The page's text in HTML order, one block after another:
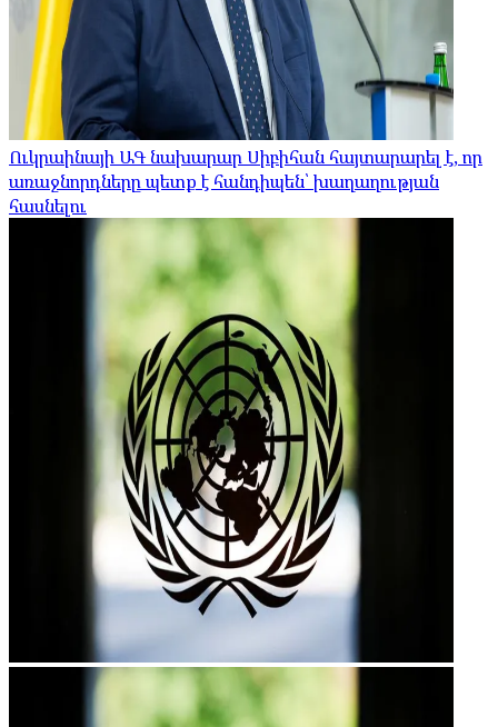
Ուկրաինայի ԱԳ նախարար Սիբիհան հայտարարել է, որ
առաջնորդները պետք է հանդիպեն՝ խաղաղության
հասնելու